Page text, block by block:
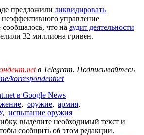
предложили ликвидировать
неэффективного управление
что на аудит деятельности
32 миллиона гривен.
в Telegram. Подписывайтесь
korrespondentnet
в Google News
, оружие, армия,
, испытание оружия
выделите необходимый текст и
сообщить об этом редакции.